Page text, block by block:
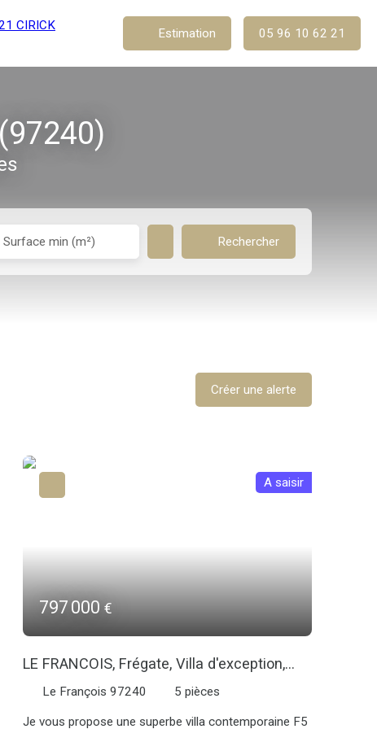
Estimation 05 96 10 62 21
Surface min (m²) Rechercher
Créer une alerte
797 000€
A saisir
LE FRANCOIS, Frégate, Villa d'exception,
Vue mer, Piscine
Le François 97240 5pièces
Je vous propose une superbe villa contemporaine F5